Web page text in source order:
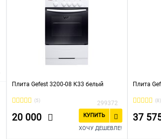
Плита Gefest 3200-08 К33 белый
(5) 299372
20 000
КУПИТЬ
ХОЧУ ДЕШЕВЛЕ!
Плита
(8)
37